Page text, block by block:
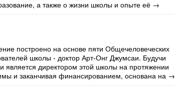
а также о жизни школы и опыте её →
построено на основе пяти Общечеловеческих
школы - доктор Арт-Онг Джумсаи. Будучи
директором этой школы на протяжении
и заканчивая финансированием, основана на →